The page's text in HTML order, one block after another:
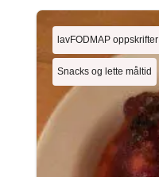
lavFODMAP oppskrifter
Snacks og lette måltid